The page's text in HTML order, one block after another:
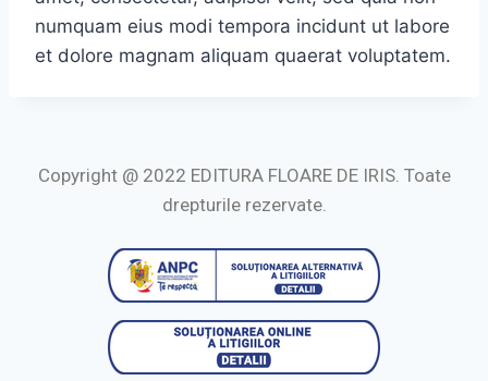
numquam eius modi tempora incidunt ut labore
et dolore magnam aliquam quaerat voluptatem.
Copyright @ 2022 EDITURA FLOARE DE IRIS. Toate
drepturile rezervate.